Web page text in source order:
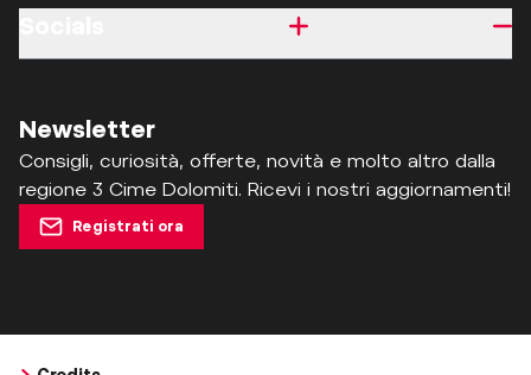
Newsletter
Consigli, curiosità, offerte, novità e molto altro dalla
regione 3 Cime Dolomiti. Ricevi i nostri aggiornamenti!
Registrati ora